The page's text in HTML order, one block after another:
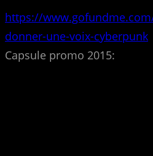
https://
donner-une-voix-cyberpunk
Capsule promo 2015: